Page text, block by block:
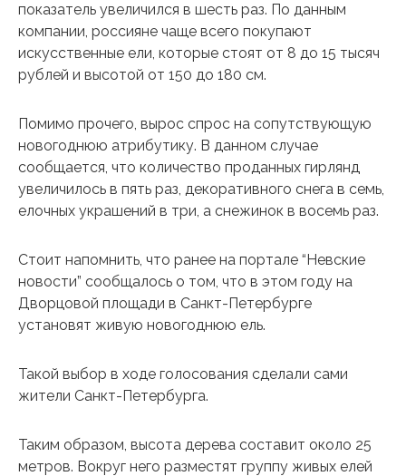
показатель увеличился в шесть раз. По данным
компании, россияне чаще всего покупают
искусственные ели, которые стоят от 8 до 15 тысяч
рублей и высотой от 150 до 180 см.
Помимо прочего, вырос спрос на сопутствующую
новогоднюю атрибутику. В данном случае
сообщается, что количество проданных гирлянд
увеличилось в пять раз, декоративного снега в семь,
елочных украшений в три, а снежинок в восемь раз.
Стоит напомнить, что ранее на портале “Невские
новости” сообщалось о том, что в этом году на
Дворцовой площади в Санкт-Петербурге
установят живую новогоднюю ель.
Такой выбор в ходе голосования сделали сами
жители Санкт-Петербурга.
Таким образом, высота дерева составит около 25
метров. Вокруг него разместят группу живых елей